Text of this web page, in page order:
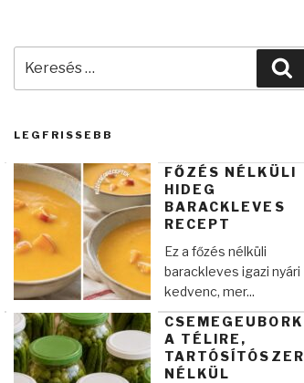
következő
LEGFRISSEBB
FŐZÉS NÉLKÜLI
HIDEG
BARACKLEVES
RECEPT
Ez a főzés nélküli
barackleves igazi nyári
kedvenc, mer...
CSEMEGEUBORK
A TÉLIRE,
TARTÓSÍTÓSZER
NÉLKÜL